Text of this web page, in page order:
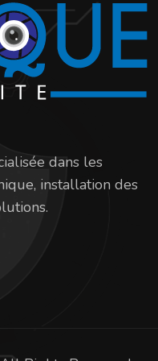
dans les
installation des